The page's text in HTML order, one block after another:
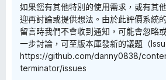
如果您有其他特別的使用需求，或有其
迎再討論或提供想法。由於此評價系統
留言時我們不會收到通知，可能會忽略
一步討論，可至版本庫發新的議題（
https://github.com/danny0838/
terminator/issues